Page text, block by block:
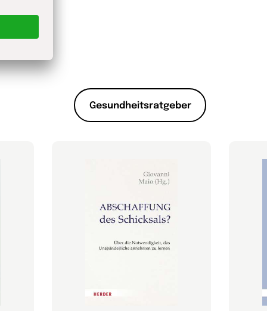
Gesundheitsratgeber